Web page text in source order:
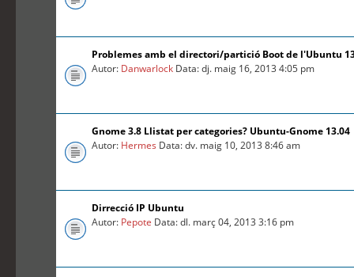
Problemes amb el directori/partició Boot de l'Ubuntu
Autor: Danwarlock Data: dj. maig 16, 2013 4:05 pm
Gnome 3.8 Llistat per categories? Ubuntu-Gnome 13.04
Autor: Hermes Data: dv. maig 10, 2013 8:46 am
Dirrecció IP Ubuntu
Autor: Pepote Data: dl. març 04, 2013 3:16 pm